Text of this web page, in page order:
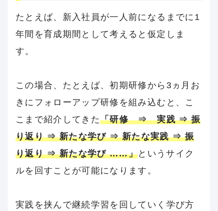
たとえば、新入社員が一人前になるまでに1
年間を育成期間として考えると仮定しま
す。
この場合、たとえば、初期研修から3ヵ月お
きにフォローアップ研修を組み込むと、こ
こまで紹介してきた「研修 ⇒ 実践 ⇒ 振
り返り ⇒ 新たな学び ⇒ 新たな実践 ⇒ 振
り返り ⇒ 新たな学び ……」というサイク
ルを回すことが可能になります。
実践を挟んで継続学習を回していく学び方